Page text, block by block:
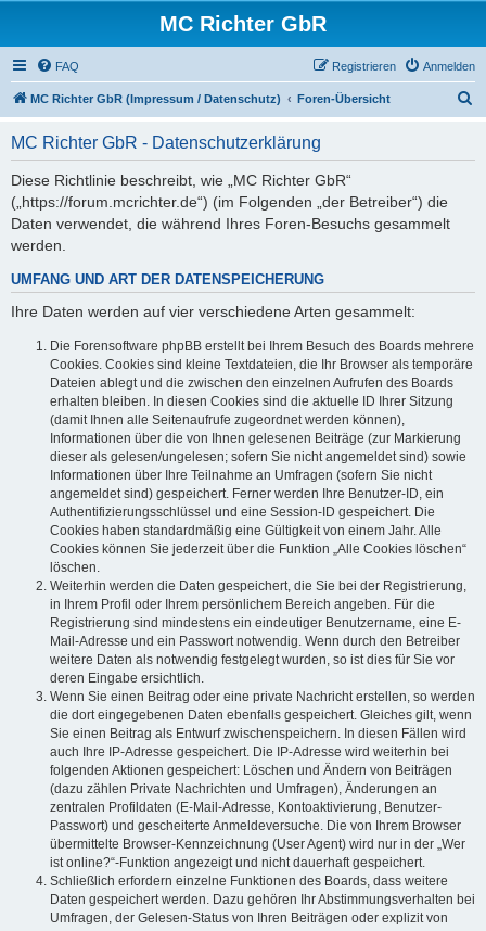
MC Richter GbR
FAQ Anmelden
Registrieren
MC Richter GbR (Impressum / Datenschutz) Foren-Übersicht
MC Richter GbR - Datenschutzerklärung
Diese Richtlinie beschreibt, wie „MC Richter GbR“
(„https://forum.mcrichter.de“) (im Folgenden „der Betreiber“) die
Daten verwendet, die während Ihres Foren-Besuchs gesammelt
werden.
UMFANG UND ART DER DATENSPEICHERUNG
Ihre Daten werden auf vier verschiedene Arten gesammelt:
Die Forensoftware phpBB erstellt bei Ihrem Besuch des Boards mehrere
Cookies. Cookies sind kleine Textdateien, die Ihr Browser als temporäre
Dateien ablegt und die zwischen den einzelnen Aufrufen des Boards
erhalten bleiben. In diesen Cookies sind die aktuelle ID Ihrer Sitzung
(damit Ihnen alle Seitenaufrufe zugeordnet werden können),
Informationen über die von Ihnen gelesenen Beiträge (zur Markierung
dieser als gelesen/ungelesen; sofern Sie nicht angemeldet sind) sowie
Informationen über Ihre Teilnahme an Umfragen (sofern Sie nicht
angemeldet sind) gespeichert. Ferner werden Ihre Benutzer-ID, ein
Authentifizierungsschlüssel und eine Session-ID gespeichert. Die
Cookies haben standardmäßig eine Gültigkeit von einem Jahr. Alle
Cookies können Sie jederzeit über die Funktion „Alle Cookies löschen“
löschen.
Weiterhin werden die Daten gespeichert, die Sie bei der Registrierung,
in Ihrem Profil oder Ihrem persönlichem Bereich angeben. Für die
Registrierung sind mindestens ein eindeutiger Benutzername, eine E-
Mail-Adresse und ein Passwort notwendig. Wenn durch den Betreiber
weitere Daten als notwendig festgelegt wurden, so ist dies für Sie vor
deren Eingabe ersichtlich.
Wenn Sie einen Beitrag oder eine private Nachricht erstellen, so werden
die dort eingegebenen Daten ebenfalls gespeichert. Gleiches gilt, wenn
Sie einen Beitrag als Entwurf zwischenspeichern. In diesen Fällen wird
auch Ihre IP-Adresse gespeichert. Die IP-Adresse wird weiterhin bei
folgenden Aktionen gespeichert: Löschen und Ändern von Beiträgen
(dazu zählen Private Nachrichten und Umfragen), Änderungen an
zentralen Profildaten (E-Mail-Adresse, Kontoaktivierung, Benutzer-
Passwort) und gescheiterte Anmeldeversuche. Die von Ihrem Browser
übermittelte Browser-Kennzeichnung (User Agent) wird nur in der „Wer
ist online?“-Funktion angezeigt und nicht dauerhaft gespeichert.
Schließlich erfordern einzelne Funktionen des Boards, dass weitere
Daten gespeichert werden. Dazu gehören Ihr Abstimmungsverhalten bei
Umfragen, der Gelesen-Status von Ihren Beiträgen oder explizit von